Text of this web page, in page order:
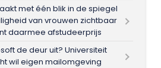
met één blik in de spiegel
van vrouwen zichtbaar
daarmee afstudeerprijs
de deur uit? Universiteit
wil eigen mailomgeving